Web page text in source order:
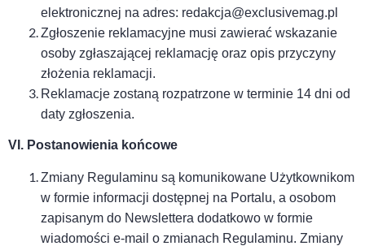
elektronicznej na adres: redakcja@exclusivemag.pl
Zgłoszenie reklamacyjne musi zawierać wskazanie
osoby zgłaszającej reklamację oraz opis przyczyny
złożenia reklamacji.
Reklamacje zostaną rozpatrzone w terminie 14 dni od
daty zgłoszenia.
VI. Postanowienia końcowe
Zmiany Regulaminu są komunikowane Użytkownikom
w formie informacji dostępnej na Portalu, a osobom
zapisanym do Newslettera dodatkowo w formie
wiadomości e-mail o zmianach Regulaminu. Zmiany